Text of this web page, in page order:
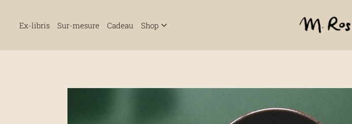
Ex-libris Sur-mesure Cadeau Shop